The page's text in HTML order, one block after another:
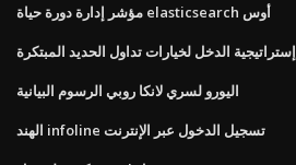
مؤشر إدارة دورة حياة elasticsearch أوس
إستراتيجية الدخل لخيارات تداول الحديد المبتكرة
اليورو لسري لانكا روبي الرسوم البيانية
الهند infoline تسجيل الدخول عبر الإنترنت